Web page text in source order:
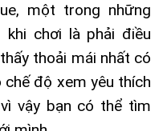
một trong những
chơi là phải điều
thoải mái nhất có
độ xem yêu thích
vậy bạn có thể tìm